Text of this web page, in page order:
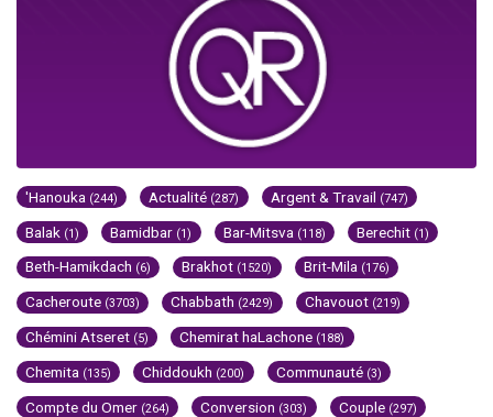
'Hanouka (244) Actualité (287) Argent & Travail (747)
Balak (1) Bamidbar (1) Bar-Mitsva (118) Berechit (1)
Beth-Hamikdach (6) Brakhot (1520) Brit-Mila (176)
Cacheroute (3703) Chabbath (2429) Chavouot (219)
Chémini Atseret (5) Chemirat haLachone (188)
Chemita (135) Chiddoukh (200) Communauté (3)
Compte du Omer (264) Conversion (303) Couple (297)